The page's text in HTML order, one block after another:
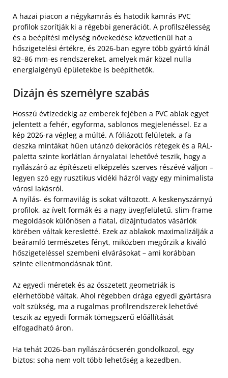
A hazai piacon a négykamrás és hatodik kamrás PVC
profilok szorítják ki a régebbi generációt. A profilszélesség
és a beépítési mélység növekedése közvetlenül hat a
hőszigetelési értékre, és 2026-ban egyre több gyártó kínál
82–86 mm-es rendszereket, amelyek már közel nulla
energiaigényű épületekbe is beépíthetők.
Dizájn és személyre szabás
Hosszú évtizedekig az emberek fejében a PVC ablak egyet
jelentett a fehér, egyforma, sablonos megjelenéssel. Ez a
kép 2026-ra végleg a múlté. A fóliázott felületek, a fa
deszka mintákat hűen utánzó dekorációs rétegek és a RAL-
paletta szinte korlátlan árnyalatai lehetővé teszik, hogy a
nyílászáró az építészeti elképzelés szerves részévé váljon –
legyen szó egy rusztikus vidéki házról vagy egy minimalista
városi lakásról.
A nyílás- és formavilág is sokat változott. A keskenyszárnyú
profilok, az ívelt formák és a nagy üvegfelületű, slim-frame
megoldások különösen a fiatal, dizájntudatos vásárlók
körében váltak keresletté. Ezek az ablakok maximalizálják a
beáramló természetes fényt, miközben megőrzik a kiváló
hőszigeteléssel szembeni elvárásokat – ami korábban
szinte ellentmondásnak tűnt.
Az egyedi méretek és az összetett geometriák is
elérhetőbbé váltak. Ahol régebben drága egyedi gyártásra
volt szükség, ma a rugalmas profilrendszerek lehetővé
teszik az egyedi formák tömegszerű előállítását
elfogadható áron.
Ha tehát 2026-ban nyílászárócserén gondolkozol, egy
biztos: soha nem volt több lehetőség a kezedben.